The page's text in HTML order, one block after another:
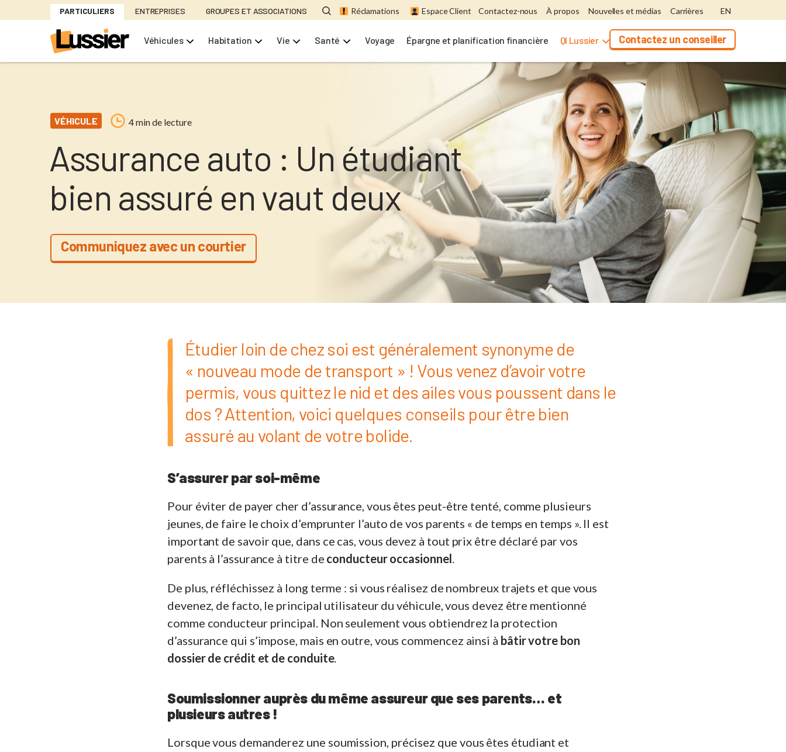
au
PARTICULIERS ENTREPRISES GROUPES ET ASSOCIATIONS Réclamations Espace Client Contactez-nous À propos Nouvelles et médias Carrières EN
Véhicules Habitation Vie Santé Voyage Épargne et planification financière QI Lussier Contactez un conseiller
VÉHICULE 4 min de lecture
Assurance auto : Un étudiant
bien assuré en vaut deux
Communiquez avec un courtier
Étudier loin de chez soi est généralement synonyme de
« nouveau mode de transport » ! Vous venez d’avoir votre
permis, vous quittez le nid et des ailes vous poussent dans le
dos ? Attention, voici quelques conseils pour être bien
assuré au volant de votre bolide.
S’assurer par soi-même
Pour éviter de payer cher d’assurance, vous êtes peut-être tenté, comme plusieurs
jeunes, de faire le choix d’emprunter l’auto de vos parents « de temps en temps ». Il est
important de savoir que, dans ce cas, vous devez à tout prix être déclaré par vos
parents à l’assurance à titre de conducteur occasionnel .
De plus, réfléchissez à long terme : si vous réalisez de nombreux trajets et que vous
devenez, de facto, le principal utilisateur du véhicule, vous devez être mentionné
comme conducteur principal. Non seulement vous obtiendrez la protection
d’assurance qui s’impose, mais en outre, vous commencez ainsi à bâtir votre bon
dossier de crédit et de conduite.
Soumissionner auprès du même assureur que ses parents… et
plusieurs autres !
Lorsque vous demanderez une soumission, précisez que vous êtes étudiant et